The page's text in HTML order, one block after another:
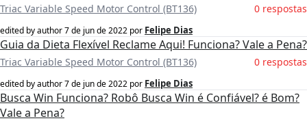
Triac Variable Speed Motor Control (BT136) 0 respostas
edited by author7 de jun de 2022 por Felipe Dias
Guia da Dieta Flexível Reclame Aqui! Funciona? Vale a Pena?
Triac Variable Speed Motor Control (BT136) 0 respostas
edited by author7 de jun de 2022 por Felipe Dias
Busca Win Funciona? Robô Busca Win é Confiável? é Bom?
Vale a Pena?